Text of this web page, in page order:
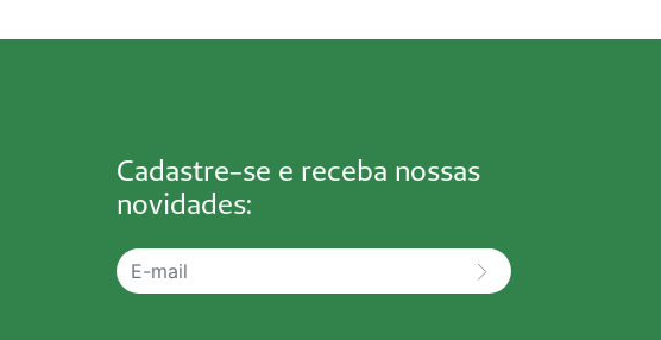
Cadastre-se e receba nossas
novidades: